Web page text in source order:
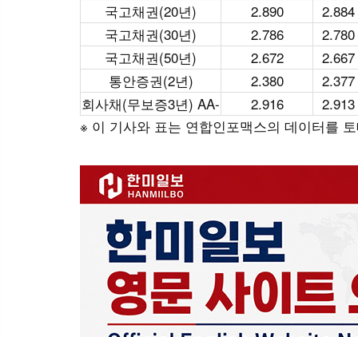
국고채권(20년)
2.890
2.884
국고채권(30년)
2.786
2.780
국고채권(50년)
2.672
2.667
통안증권(2년)
2.380
2.377
회사채(무보증3년) AA-
2.916
2.913
※ 이 기사와 표는 연합인포맥스의 데이터를